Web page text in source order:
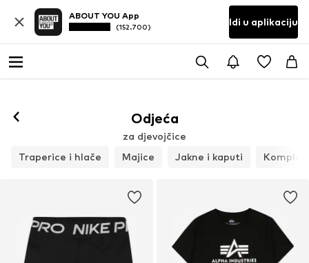
ABOUT YOU App
(152.700) Idi u aplikaciju
Odjeća
za djevojčice
Traperice i hlače
Majice Jakne i kaputi